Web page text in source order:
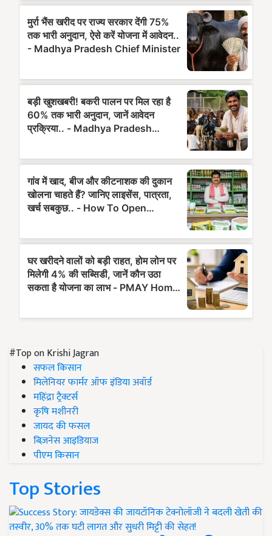
#Top on Krishi Jagran
सफल किसान
मिलेनियर फार्मर ऑफ इंडिया अवॉर्ड
महिंद्रा ट्रैक्टर्स
कृषि मशीनरी
जायद की फसल
बिज़नेस आइडियाज
पीएम किसान
Top Stories